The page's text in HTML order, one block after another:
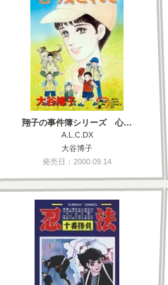
翔子の事件簿シリーズ 心…
A.L.C.DX
大谷博子
発売日：2000.09.14